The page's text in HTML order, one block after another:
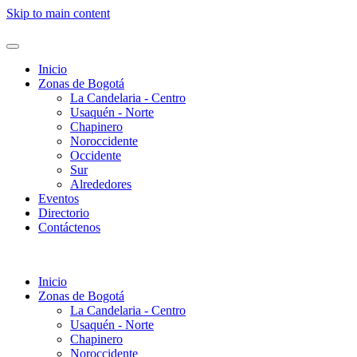
Skip to main content
Inicio
Zonas de Bogotá
La Candelaria - Centro
Usaquén - Norte
Chapinero
Noroccidente
Occidente
Sur
Alrededores
Eventos
Directorio
Contáctenos
Inicio
Zonas de Bogotá
La Candelaria - Centro
Usaquén - Norte
Chapinero
Noroccidente